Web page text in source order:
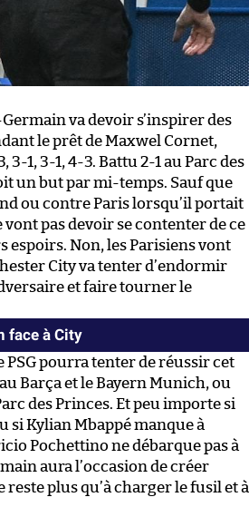
va devoir s’inspirer des
le prêt de Maxwel Cornet,
1, 3-1, 4-3. Battu 2-1 au Parc des
un but par mi-temps. Sauf que
ou contre Paris lorsqu’il portait
vont pas devoir se contenter de ce
espoirs. Non, les Parisiens vont
City va tenter d’endormir
et faire tourner le
face à City
PSG pourra tenter de réussir cet
Barça et le Bayern Munich, ou
des Princes. Et peu importe si
si Kylian Mbappé manque à
Pochettino ne débarque pas à
aura l’occasion de créer
plus qu’à charger le fusil et à